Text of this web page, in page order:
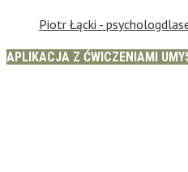
Piotr Łącki -
APLIKACJA Z ĆWICZENIAMI